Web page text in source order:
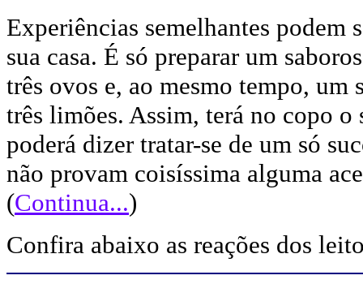
Experiências semelhantes podem
sua casa. É só preparar um
três ovos e, ao mesmo tempo,
três limões. Assim, terá no copo o
poderá dizer tratar-se de um só
não provam coisíssima alguma
(Continua...)
Confira abaixo as reações dos